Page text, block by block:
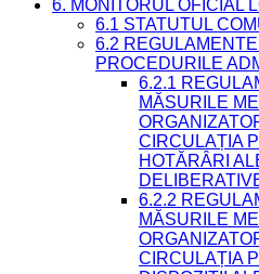
6. MONITORUL OFICIAL
6.1 STATUTUL
6.2
PROCEDURILE
6.2.1
MĂSURILE
CIRCULAȚIA
HOTĂRÂRI
6.2.2
MĂSURILE
CIRCULAȚIA